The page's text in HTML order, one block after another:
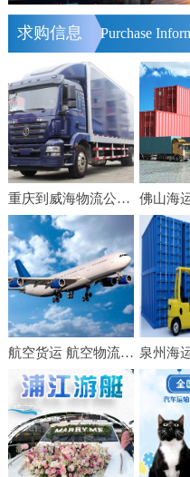
求购信息 Purchase
重庆到威海物流公司（2021天天发车/快速直达）[全境直送]重庆至威海物流公司
航空货运 航空物流 航空快递 空运货物 空运快递 国内空运